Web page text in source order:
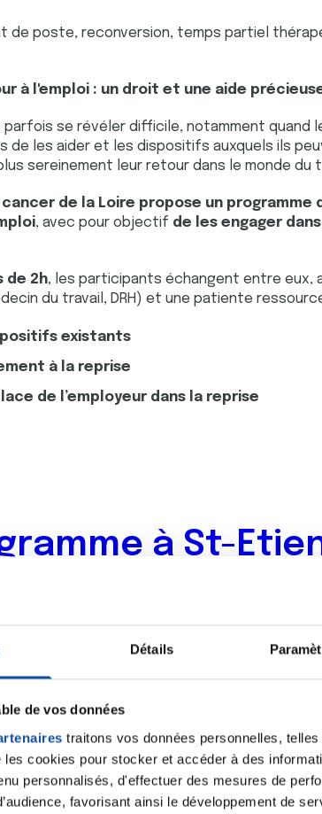
Détails
de vos données
traitons vos données personnelles,
cookies pour stocker et accéder à des
personnalisés, d'effectuer des mesures de
favorisant ainsi le développement de
de poste, reconversion, temps partiel
à l'emploi : un droit et une aide
se révéler difficile, notamment
les aider et les dispositifs auxquels ils
sereinement leur retour dans le monde du
de la Loire propose un
, avec pour objectif de les engager
de 2h, les participants échangent entre eux,
du travail, DRH) et une patiente
existants
à la reprise
de l’employeur dans la reprise
à St-
16h30